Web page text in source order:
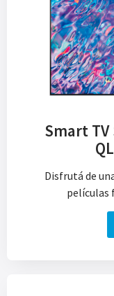
Smart TV
Disfrutá de
películas